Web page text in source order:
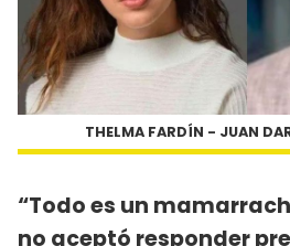
THELMA FARDÍN - JUAN
“Todo es un
no aceptó responder